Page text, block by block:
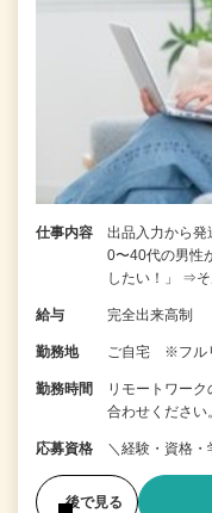
仕事内容
出品入力から
0〜40代の男性
したい！」 ⇒
給与 完全出来高制
勤務地 ご自宅 ※フル
勤務時間
リモートワー
合わせくださ
応募資格 ＼経験・資格・
後で見る